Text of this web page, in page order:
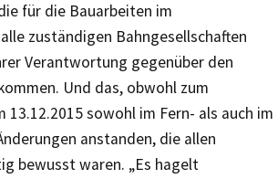
für die Bauarbeiten im
zuständigen Bahngesellschaften
Verantwortung gegenüber den
Und das, obwohl zum
13.12.2015 sowohl im Fern- als auch im
anstanden, die allen
bewusst waren. „Es hagelt